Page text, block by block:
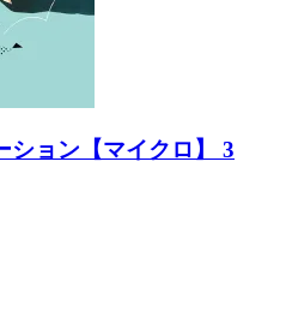
ション【マイクロ】 3